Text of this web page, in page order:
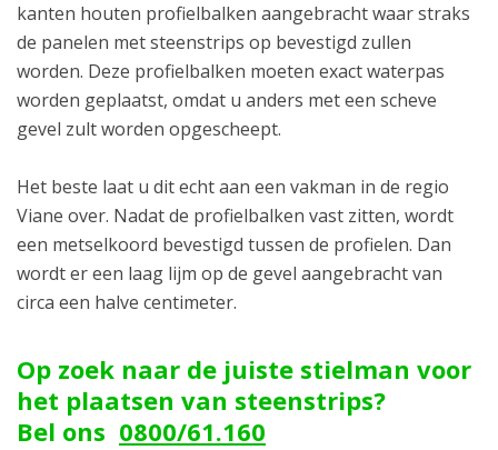
kanten houten profielbalken aangebracht waar straks
de panelen met steenstrips op bevestigd zullen
worden. Deze profielbalken moeten exact waterpas
worden geplaatst, omdat u anders met een scheve
gevel zult worden opgescheept.
Het beste laat u dit echt aan een vakman in de regio
Viane over. Nadat de profielbalken vast zitten, wordt
een metselkoord bevestigd tussen de profielen. Dan
wordt er een laag lijm op de gevel aangebracht van
circa een halve centimeter.
Op zoek naar de juiste stielman voor
het plaatsen van steenstrips?
Bel ons 0800/61.160